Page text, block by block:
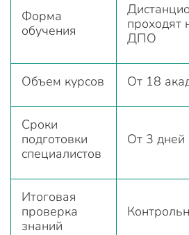
Форма
обучения
проходят
ДПО
Объем курсов От 18
Сроки
подготовки
специалистов
От 3 дней
Итоговая
проверка
знаний